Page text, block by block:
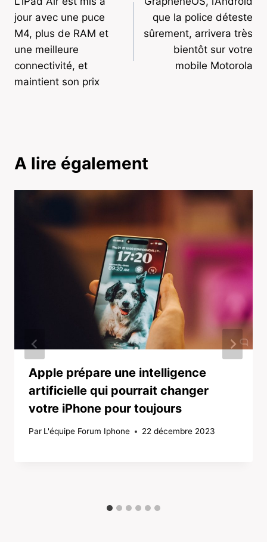
de
l’article
jour avec une puce
M4, plus de RAM et
une meilleure
connectivité, et
maintient son prix
que la police déteste
sûrement, arrivera très
bientôt sur votre
mobile Motorola
A lire également
Apple prépare une intelligence
artificielle qui pourrait changer
votre iPhone pour toujours
Par L'équipe Forum Iphone 22 décembre 2023